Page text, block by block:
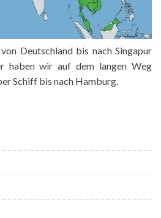
Deutschland bis nach Singapur
haben wir auf dem langen Weg
Schiff bis nach Hamburg.